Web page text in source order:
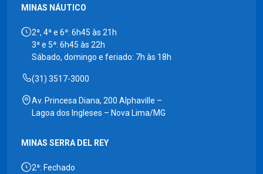
MINAS NÁUTICO
2ª, 4ª e 6ª: 6h45 às 21h
3ª e 5ª: 6h45 às 22h
Sábado, domingo e feriado: 7h às 18h
(31) 3517-3000
Av. Princesa Diana, 200 Alphaville –
Lagoa dos Ingleses – Nova Lima/MG
MINAS SERRA DEL REY
2ª: Fechado